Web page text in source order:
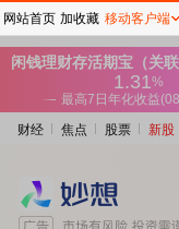
财经 焦点 股票 新股
网站首页 加收藏 移动客户端